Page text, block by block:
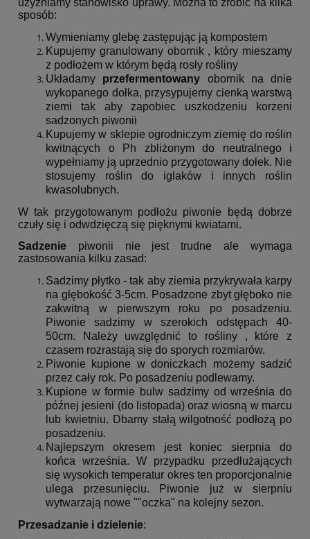
sposób:
Wymieniamy glebę zastępując ją kompostem
Kupujemy granulowany obornik , który mieszamy
z podłożem w którym będą rosły rośliny
Układamy przefermentowany obornik na dnie
wykopanego dołka, przysypujemy cienką warstwą
ziemi tak aby zapobiec uszkodzeniu korzeni
sadzonych piwonii
Kupujemy w sklepie ogrodniczym ziemię do roślin
kwitnących o Ph zbliżonym do neutralnego i
wypełniamy ją uprzednio przygotowany dołek. Nie
stosujemy roślin do iglaków i innych roślin
kwasolubnych.
W tak przygotowanym podłożu piwonie będą dobrze
czuły się i odwdzięczą się pięknymi kwiatami.
Sadzenie piwonii nie jest trudne ale wymaga
zastosowania kilku zasad:
Sadzimy płytko - tak aby ziemia przykrywała karpy
na głębokość 3-5cm. Posadzone zbyt głęboko nie
zakwitną w pierwszym roku po posadzeniu.
Piwonie sadzimy w szerokich odstępach 40-
50cm. Należy uwzględnić to rośliny , które z
czasem rozrastają się do sporych rozmiarów.
Piwonie kupione w doniczkach możemy sadzić
przez cały rok. Po posadzeniu podlewamy.
Kupione w formie bulw sadzimy od września do
późnej jesieni (do listopada) oraz wiosną w marcu
lub kwietniu. Dbamy stałą wilgotność podłożą po
posadzeniu.
Najlepszym okresem jest koniec sierpnia do
końca września. W przypadku przedłużających
się wysokich temperatur okres ten proporcjonalnie
ulega przesunięciu. Piwonie już w sierpniu
wytwarzają nowe ""oczka" na kolejny sezon.
Przesadzanie i dzielenie: